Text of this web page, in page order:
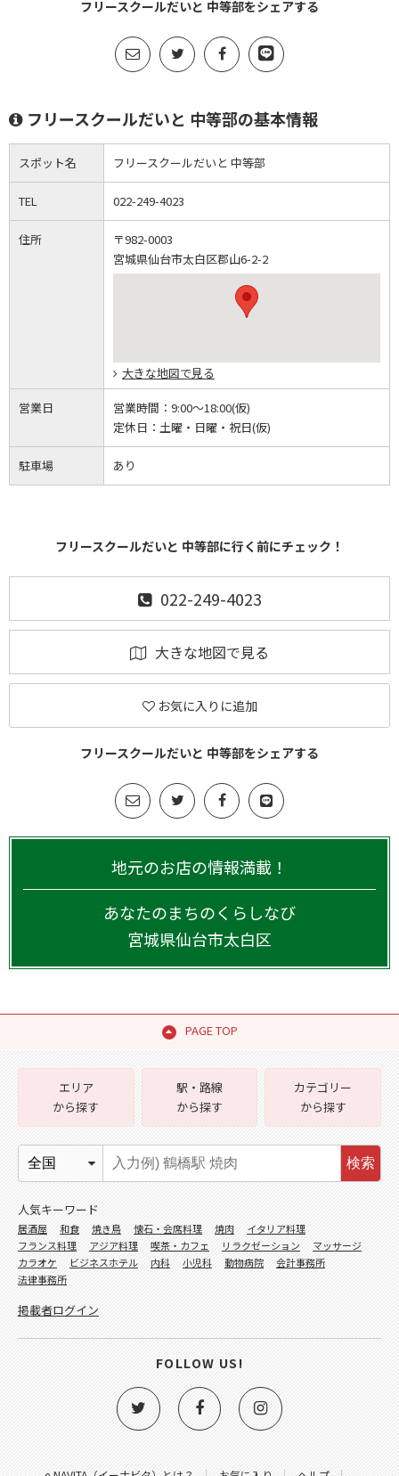
フリースクールだいと 中等部をシェアする
フリースクールだいと 中等部の基本情報
スポット名 フリースクールだいと 中等部
TEL 022-249-4023
住所
〒982-0003
宮城県仙台市太白区郡山6-2-2
大きな地図で見る
営業日 営業時間： 9:00～18:00(仮)
定休日： 土曜・日曜・祝日(仮)
駐車場 あり
フリースクールだいと 中等部に行く前にチェック！
022-249-4023
大きな地図で見る
お気に入りに追加
フリースクールだいと 中等部をシェアする
地元のお店の情報満載！
あなたのまちのくらしなび
宮城県仙台市太白区
PAGE TOP
エリア
から探す
駅・路線
から探す
カテゴリー
から探す
検索
人気キーワード
居酒屋 和食 焼き鳥 懐石・会席料理 焼肉
イタリア料理
フランス料理
アジア料理 喫茶・カフェ リラクゼーション
マッサージ
カラオケ
ビジネスホテル 内科 小児科 動物病院
会計事務所
法律事務所
掲載者ログイン
FOLLOW US!